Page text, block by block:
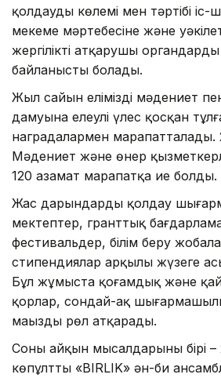
қолдаудың көлемі мен тәртібі іс-
мекеме мәртебесіне және
жергілікті атқарушы
байланысты болады.
Жыл сайын еліміздің мәдениет
дамуына елеулі үлес қосқан
наградалармен
Мәдениет және өнер
120 азамат марапатқа ие болды.
Жас дарындарды қолдау
мектептер, гранттық
фестивальдер, білім беру
стипендиялар арқылы жүзеге
Бұл жұмыста қоғамдық және
қорлар, сондай-ақ
маңызды рөл атқарады.
Соның айқын мысалдарының бірі
көпұлтты «BIRLIK» ән-би